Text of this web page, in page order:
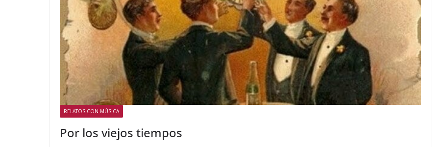
RELATOS CON MÚSICA
Por los viejos tiempos